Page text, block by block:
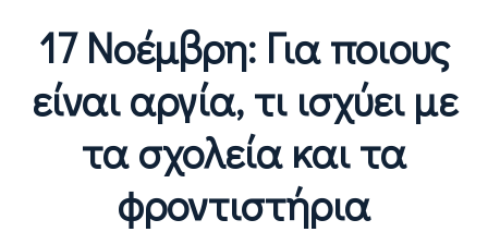
Είσοδος
17 Νοέμβρη: Για ποιους
είναι αργία, τι ισχύει με
τα σχολεία και τα
φροντιστήρια